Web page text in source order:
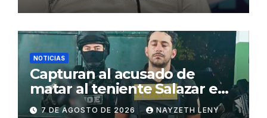
NOTICIAS
Capturan al acusado de
matar al teniente Salazar en
San Matías
7 DE AGOSTO DE 2026 NAYZETH LENY